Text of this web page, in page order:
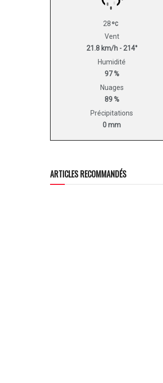
28
Vent
21.8 km/h - 214°
Humidité
97 %
Nuages
89 %
Précipitations
0 mm
ARTICLES RECOMMANDÉS